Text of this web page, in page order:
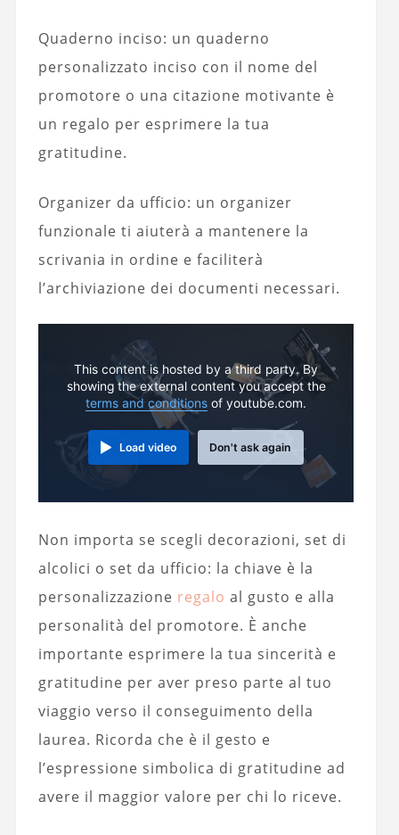
Quaderno inciso: un quaderno
personalizzato inciso con il nome del
promotore o una citazione motivante è
un regalo per esprimere la tua
gratitudine.
Organizer da ufficio: un organizer
funzionale ti aiuterà a mantenere la
scrivania in ordine e faciliterà
l’archiviazione dei documenti necessari.
This content is hosted by a third party. By
showing the external content you accept the
terms and conditions of youtube.com.
Load video Don't ask again
Non importa se scegli decorazioni, set di
alcolici o set da ufficio: la chiave è la
personalizzazione regalo al gusto e alla
personalità del promotore. È anche
importante esprimere la tua sincerità e
gratitudine per aver preso parte al tuo
viaggio verso il conseguimento della
laurea. Ricorda che è il gesto e
l’espressione simbolica di gratitudine ad
avere il maggior valore per chi lo riceve.